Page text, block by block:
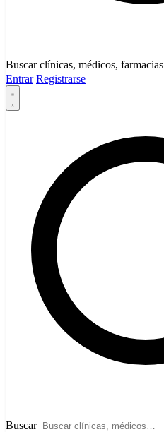
Buscar clínicas, médicos, farmacias
Entrar Registrarse
Buscar